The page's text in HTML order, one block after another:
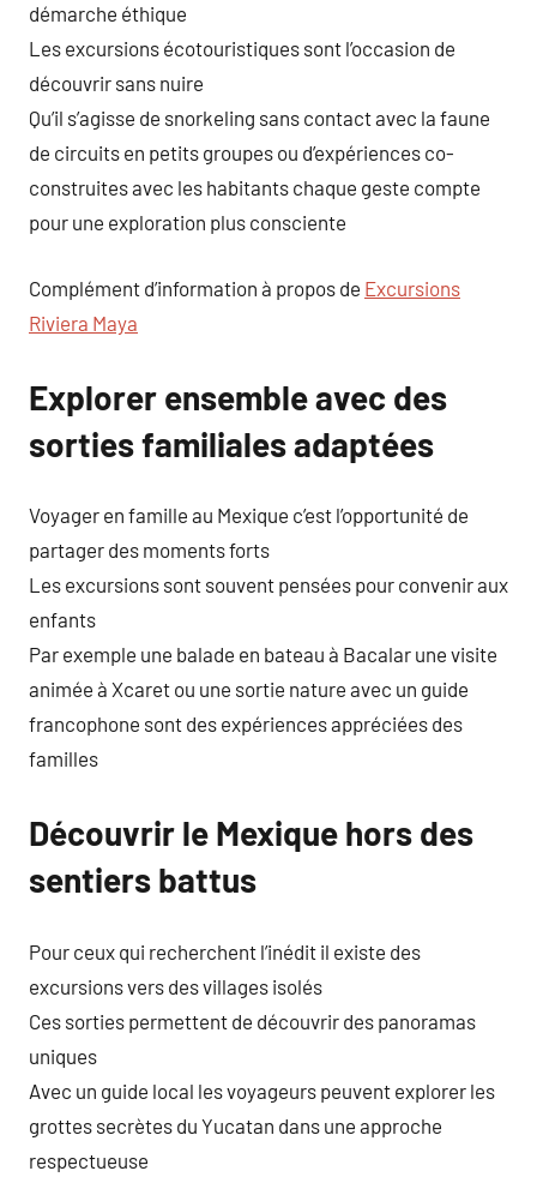
démarche éthique
Les excursions écotouristiques sont l’occasion de
découvrir sans nuire
Qu’il s’agisse de snorkeling sans contact avec la faune
de circuits en petits groupes ou d’expériences co-
construites avec les habitants chaque geste compte
pour une exploration plus consciente
Complément d’information à propos de Excursions
Riviera Maya
Explorer ensemble avec des
sorties familiales adaptées
Voyager en famille au Mexique c’est l’opportunité de
partager des moments forts
Les excursions sont souvent pensées pour convenir aux
enfants
Par exemple une balade en bateau à Bacalar une visite
animée à Xcaret ou une sortie nature avec un guide
francophone sont des expériences appréciées des
familles
Découvrir le Mexique hors des
sentiers battus
Pour ceux qui recherchent l’inédit il existe des
excursions vers des villages isolés
Ces sorties permettent de découvrir des panoramas
uniques
Avec un guide local les voyageurs peuvent explorer les
grottes secrètes du Yucatan dans une approche
respectueuse